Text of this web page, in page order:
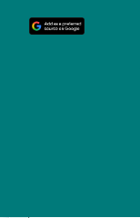
Kommentar